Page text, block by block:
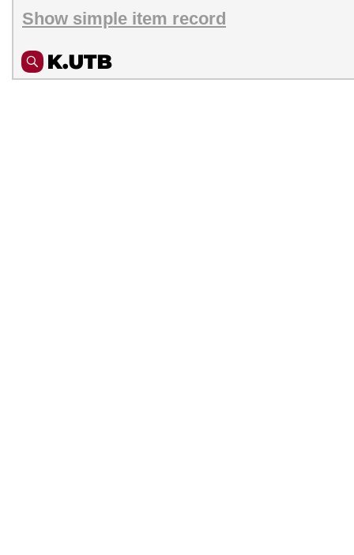
Show simple item record